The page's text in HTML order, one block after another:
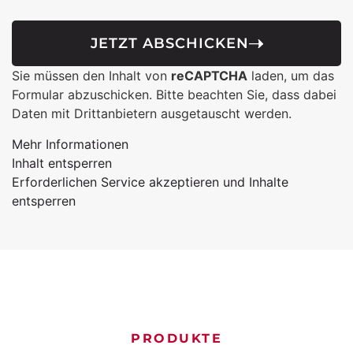
JETZT ABSCHICKEN
Sie müssen den Inhalt von reCAPTCHA laden, um das
Formular abzuschicken. Bitte beachten Sie, dass dabei
Daten mit Drittanbietern ausgetauscht werden.
Mehr Informationen
Inhalt entsperren
Erforderlichen Service akzeptieren und Inhalte
entsperren
PRODUKTE